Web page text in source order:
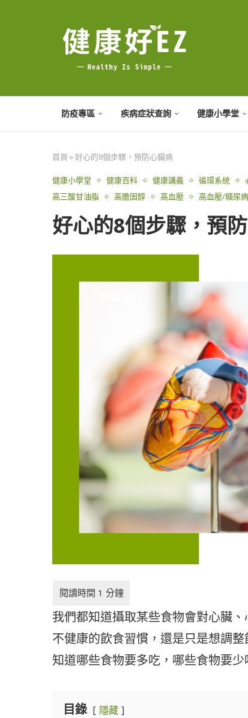
防疫專區 疾病症狀查詢 健康小學堂
首頁 »好心的8個步驟，預防心臟病
健康小學堂 健康百科 健康講義 循環系統
高三酸甘油脂
高膽固醇 高血壓 高血壓/糖尿
好心的8個步驟，預
我們都知道攝取某些食物會對心臟
不健康的飲食習慣，還是只是想調
知道哪些食物要多吃，哪些食物要
目錄 隱藏